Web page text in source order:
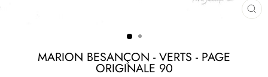
MARION BESANÇON - VERTS - PAGE
ORIGINALE 90